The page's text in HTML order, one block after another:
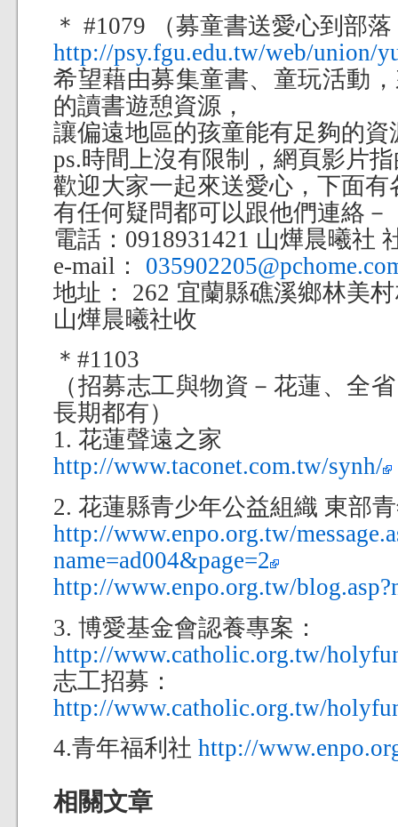
＊ #1079 （募童書送愛心到部
http://psy.fgu.edu.tw/web/union/
希望藉由募集童書、童玩活動
的讀書遊憩資源，
讓偏遠地區的孩童能有足夠的資
ps.時間上沒有限制，網頁影片
歡迎大家一起來送愛心，下面有
有任何疑問都可以跟他們連絡－
電話：0918931421 山燁晨曦社
e-mail：
地址： 262 宜蘭縣礁溪鄉林美
山燁晨曦社收
＊#1103
（招募志工與物資－花蓮、全
長期都有）
1. 花蓮聲遠之家
http://www.taconet.com.tw/synh/
2. 花蓮縣青少年公益組織 東部
http://www.enpo.org.tw/
name=ad004&page=2
http://www.enpo.org.tw/
3. 博愛基金會認養專案：
http://www.catholic.org.tw/
志工招募：
http://www.catholic.org.tw/
4.青年福利社 http://
相關文章